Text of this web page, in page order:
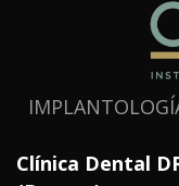
Clínica Dental